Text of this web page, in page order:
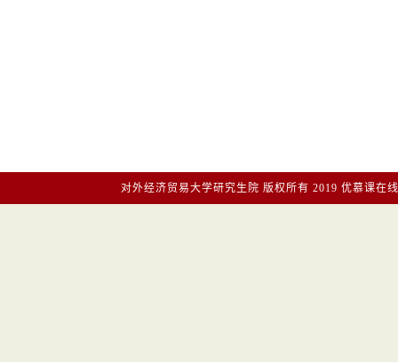
对外经济贸易大学研究生院 版权所有2019 优慕课在